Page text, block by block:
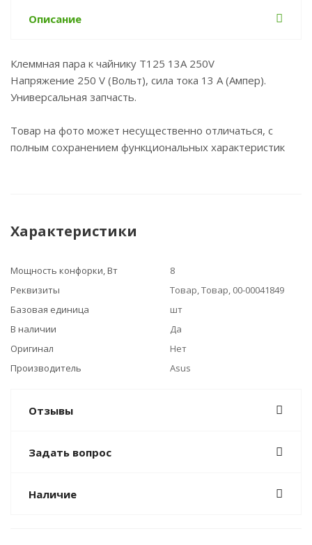
Описание
Клеммная пара к чайнику Т125 13A 250V
Напряжение 250 V (Вольт), сила тока 13 A (Ампер).
Универсальная запчасть.
Товар на фото может несущественно отличаться, с
полным сохранением функциональных характеристик
Характеристики
Мощность конфорки, Вт
8
Реквизиты
Товар, Товар, 00-00041849
Базовая единица
шт
В наличии
Да
Оригинал
Нет
Производитель
Asus
Отзывы
Задать вопрос
Наличие